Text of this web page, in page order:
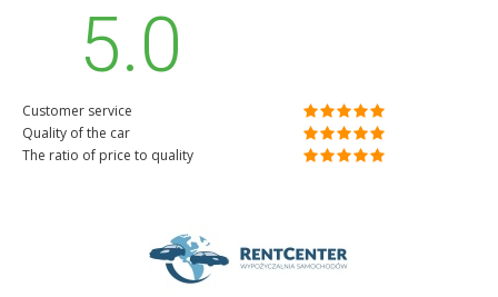
5.0
Customer service
Quality of the car
The ratio of price to quality